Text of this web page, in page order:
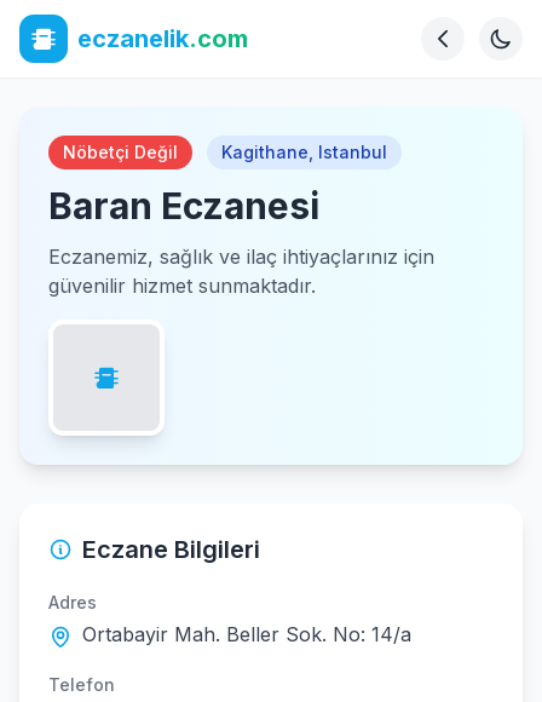
eczanelik.com
Nöbetçi Değil Kagithane Istanbul
Baran Eczanesi
Eczanemiz, sağlık ve ilaç ihtiyaçlarınız için
güvenilir hizmet sunmaktadır.
Eczane Bilgileri
Adres
Ortabayir Mah. Beller Sok. No: 14/a
Telefon